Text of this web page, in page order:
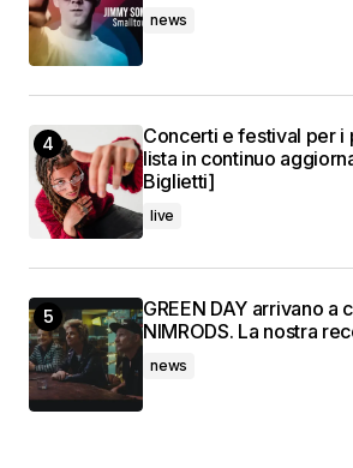
news
Concerti e festival per i
lista in continuo
Biglietti]
live
GREEN DAY arrivano a
NIMRODS. La nostra
news